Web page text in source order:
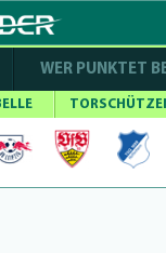
WER PUNKTET